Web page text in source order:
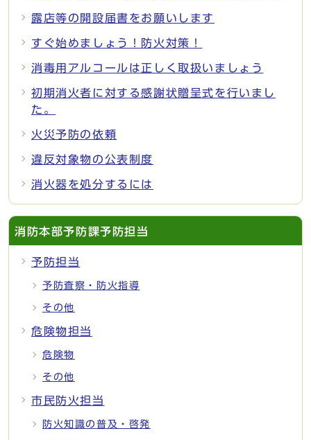
露店等の開設届書をお願いします
すぐ始めましょう！防火対策！
消毒用アルコールは正しく取扱いましょう
初期消火者に対する感謝状贈呈式を行いまし
た。
火災予防の依頼
違反対象物の公表制度
消火器を処分するには
消防本部予防課予防担当
予防担当
予防査察・防火指導
その他
危険物担当
危険物
その他
市民防火担当
防火知識の普及・啓発